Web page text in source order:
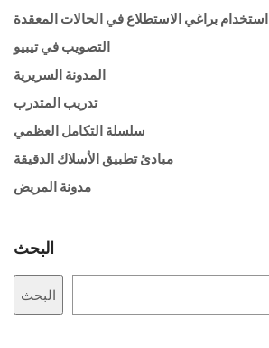
استخدام براغي الاستطلاع في الحالات المعقدة
التصويب في تيبيو
المدونة السريرية
تدريب المتدرب
سلسلة التكامل العظمي
مبادئ تطبيق الأسلاك الدقيقة
مدونة المريض
البحث
البحث